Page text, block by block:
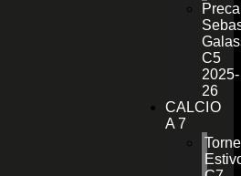
C5
2025-
26
CALCIO
A 7